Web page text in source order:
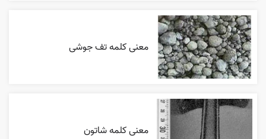
معنی کلمه تف جوشی
معنی کلمه شاتون